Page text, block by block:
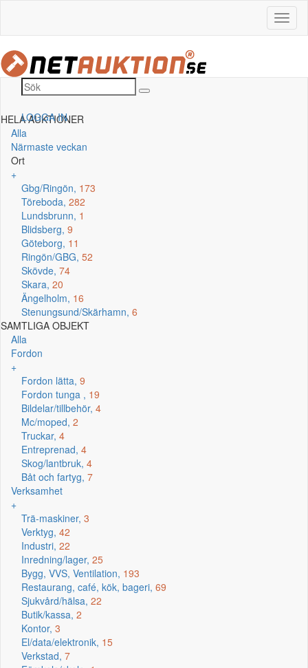
LOGGA IN
HELA AUKTIONER
Alla
Närmaste veckan
Ort
+
Gbg/Ringön, 173
Töreboda, 282
Lundsbrunn, 1
Blidsberg, 9
Göteborg, 11
Ringön/GBG, 52
Skövde, 74
Skara, 20
Ängelholm, 16
Stenungsund/Skärhamn, 6
SAMTLIGA OBJEKT
Alla
Fordon
+
Fordon lätta, 9
Fordon tunga , 19
Bildelar/tillbehör, 4
Mc/moped, 2
Truckar, 4
Entreprenad, 4
Skog/lantbruk, 4
Båt och fartyg, 7
Verksamhet
+
Trä-maskiner, 3
Verktyg, 42
Industri, 22
Inredning/lager, 25
Bygg, VVS, Ventilation, 193
Restaurang, café, kök, bageri, 69
Sjukvård/hälsa, 22
Butik/kassa, 2
Kontor, 3
El/data/elektronik, 15
Verkstad, 7